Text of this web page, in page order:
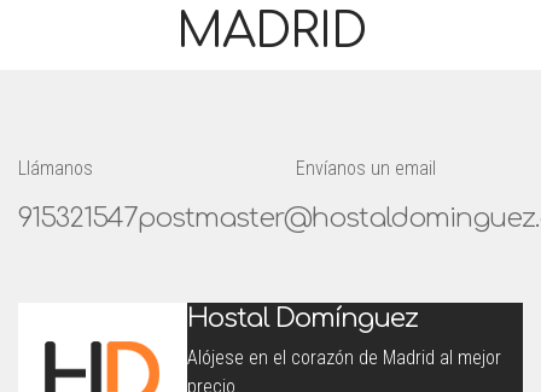
MADRID
Llámanos
915321547
Envíanos un email
Hostal Domínguez
Alójese en el corazón de Madrid al mejor
precio.